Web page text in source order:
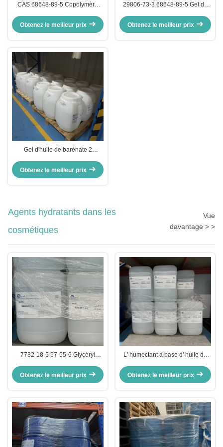
CAS 68648-89-5 Copolymère
hydrogéné dans les cosmétiques
Obtenez le meilleur prix
29806-73-3 68648-89-5 Gel de
de versagel de laque à lèvres
Obtenez le meilleur prix
Gel d'huile de barénate 2
hydrogéné de styrène isoprène
Obtenez le meilleur prix
Agents hydratants dans les
cosmétiques
Vue
davantage > >
7732-18-5 57-55-6 Glycéryl
copolymère matières premières
cosmétiques
Obtenez le meilleur prix
L' humectant à base d' huile de
cosmétiques améliore la douceur
de la peau
Obtenez le meilleur prix